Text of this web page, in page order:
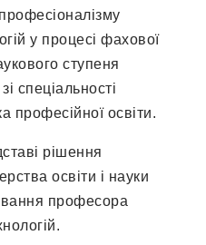
у процесі фахової
ступеня
спеціальності
професійної освіти.
рішення
освіти і науки
професора